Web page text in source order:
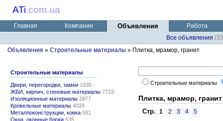
ATi.com.ua
Главная Компании Объявления
Работа
Все объявления
Объявления » Строительные материалы » Плитка, мрамор, гранит
Строительные материалы
Двери, перегородки, замки 1035
ЖБИ, кирпич, стеновые материалы 7723
Изоляционные материалы 2877
Кровельные материалы 4029
Металлоконструкции, ковка 581
Окна, оконные блоки 535
Строительные материалы
Плитка, мрамор, гранит
Стр. 1 2 3 4 5